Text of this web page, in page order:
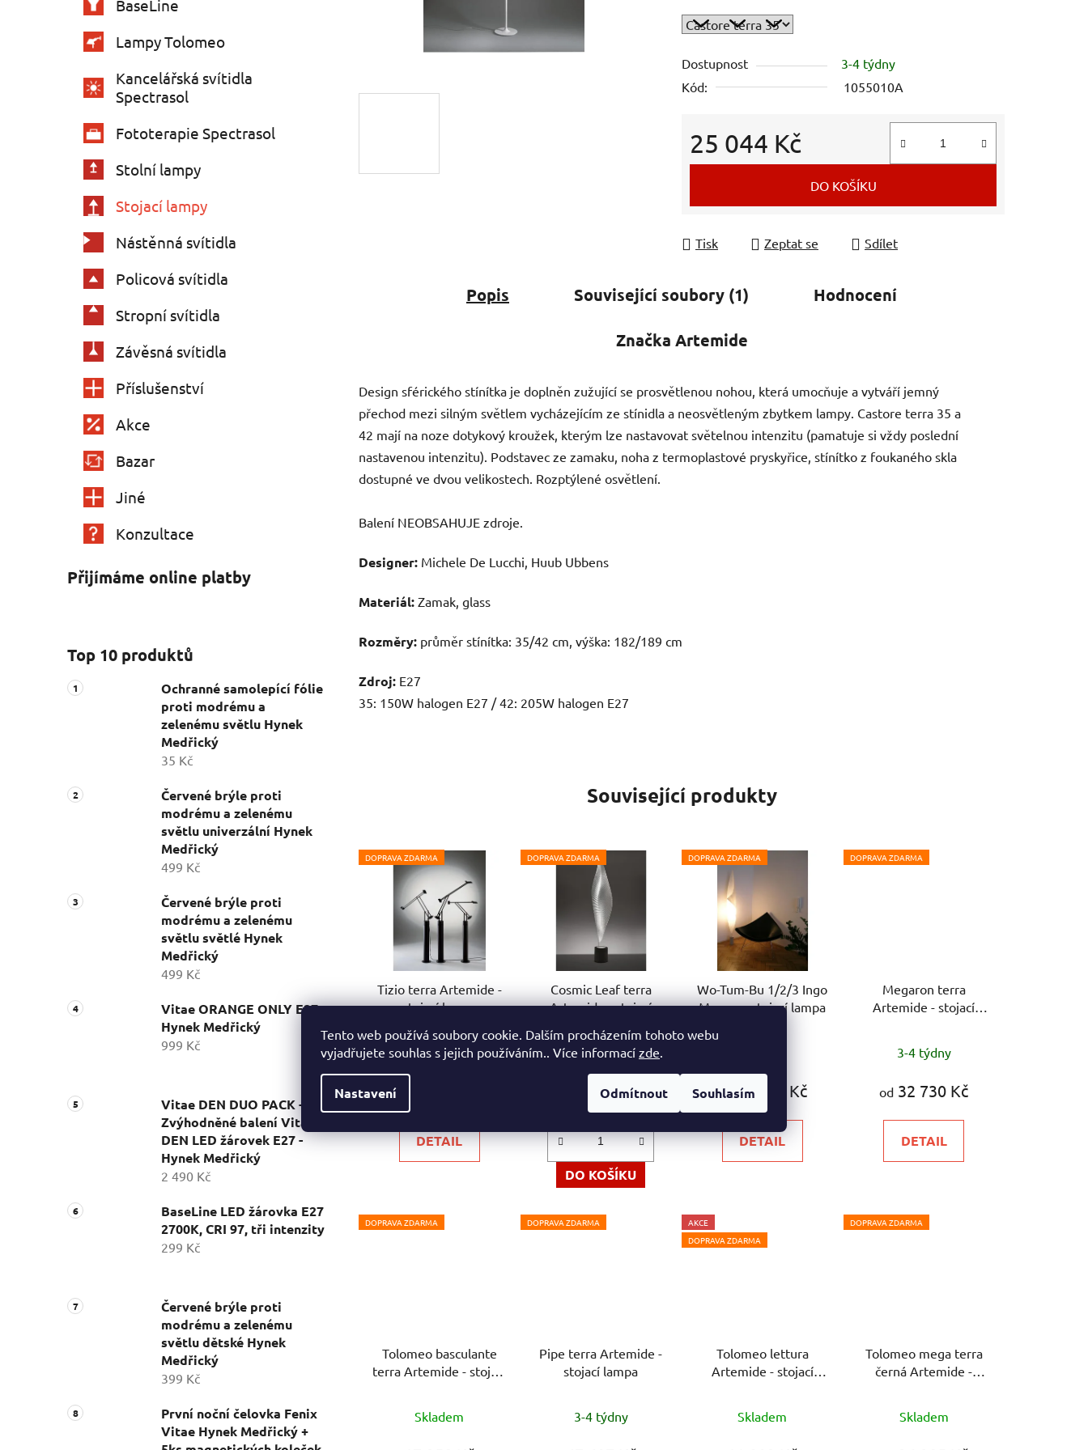
Tento web používá soubory cookie. Dalším procházením tohoto webu
vyjadřujete souhlas s jejich používáním.. Více informací zde
Nastavení Odmítnout Souhlasím
BaseLine
Lampy Tolomeo
Kancelářská svítidla
Spectrasol
Fototerapie Spectrasol
Stolní lampy
Stojací lampy
Nástěnná svítidla
Policová svítidla
Stropní svítidla
Závěsná svítidla
Příslušenství
Akce
Bazar
Jiné
Konzultace
Přijímáme online platby
Top 10 produktů
Ochranné samolepící fólie
proti modrému a
zelenému světlu Hynek
Medřický
35 Kč
Červené brýle proti
modrému a zelenému
světlu univerzální Hynek
Medřický
499 Kč
Červené brýle proti
modrému a zelenému
světlu světlé Hynek
Medřický
499 Kč
Vitae ORANGE ONLY E27
Hynek Medřický
999 Kč
Vitae DEN DUO PACK -
Zvýhodněné balení Vitae
DEN LED žárovek E27 -
Hynek Medřický
2 490 Kč
BaseLine LED žárovka E27
2700K, CRI 97, tři intenzity
299 Kč
Červené brýle proti
modrému a zelenému
světlu dětské Hynek
Medřický
399 Kč
První noční čelovka Fenix
Vitae Hynek Medřický +
0,0
5
hvězdiček.
Dostupnost
3-4 týdny
Kód:
1055010A
25 044 Kč
Měrná cena:
DO KOŠÍKU
Tisk Zeptat se Sdílet
Popis Související soubory (1) Hodnocení
Značka Artemide
Design sférického stínítka je doplněn zužující se prosvětlenou nohou, která umocňuje a vytváří jemný
přechod mezi silným světlem vycházejícím ze stínidla a neosvětleným zbytkem lampy. Castore terra 35 a
42 mají na noze dotykový kroužek, kterým lze nastavovat světelnou intenzitu (pamatuje si vždy poslední
nastavenou intenzitu). Podstavec ze zamaku, noha z termoplastové pryskyřice, stínítko z foukaného skla
dostupné ve dvou velikostech. Rozptýlené osvětlení.
Balení NEOBSAHUJE zdroje.
Designer: Michele De Lucchi, Huub Ubbens
Materiál: Zamak, glass
Rozměry: průměr stínítka: 35/42 cm, výška: 182/189 cm
Zdroj: E27
35: 150W halogen E27 / 42: 205W halogen E27
Související produkty
DOPRAVA ZDARMA
Tizio terra Artemide -
stojací lampa
3-4 týdny
DETAIL
DOPRAVA ZDARMA
Cosmic Leaf terra
Artemide - stojací
3-4 týdny
31 490 Kč
DO KOŠÍKU
DOPRAVA ZDARMA
Wo-Tum-Bu 1/2/3 Ingo
Maurer - stojací lampa
od34 866 Kč
DETAIL
DOPRAVA ZDARMA
Megaron terra
Artemide - stojací
hodnocení
produktu
5,0
z
3-4 týdny
od 32 730 Kč
DETAIL
DOPRAVA ZDARMA
Tolomeo basculante
terra Artemide - stojací
hodnocení
produktu
Skladem
DOPRAVA ZDARMA
Pipe terra Artemide -
stojací lampa
3-4 týdny
AKCE
DOPRAVA ZDARMA
Tolomeo lettura
Artemide - stojací
hodnocení
produktu
Skladem
DOPRAVA ZDARMA
Tolomeo mega terra
černá Artemide -
hodnocení
produktu
Skladem